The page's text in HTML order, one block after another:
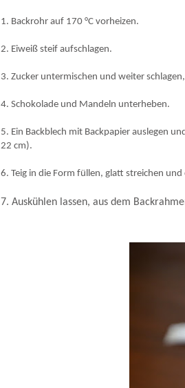
1. Backrohr auf 170 °C vorheizen.
2. Eiweiß steif aufschlagen.
3. Zucker untermischen und weiter
4. Schokolade und Mandeln unterheben.
5. Ein Backblech mit Backpapier auslegen
22 cm).
6. Teig in die Form füllen, glatt streichen
7. Auskühlen lassen, aus dem